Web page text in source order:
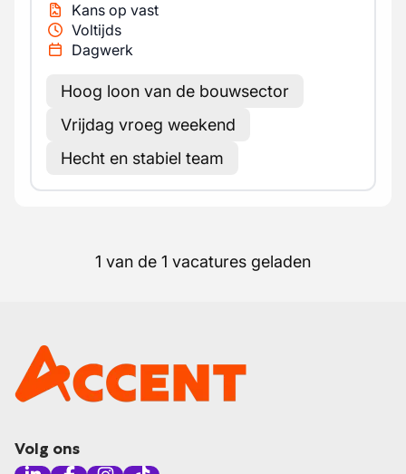
Kans op vast
Voltijds
Dagwerk
Hoog loon van de bouwsector
Vrijdag vroeg weekend
Hecht en stabiel team
1 van de 1 vacatures geladen
Volg ons